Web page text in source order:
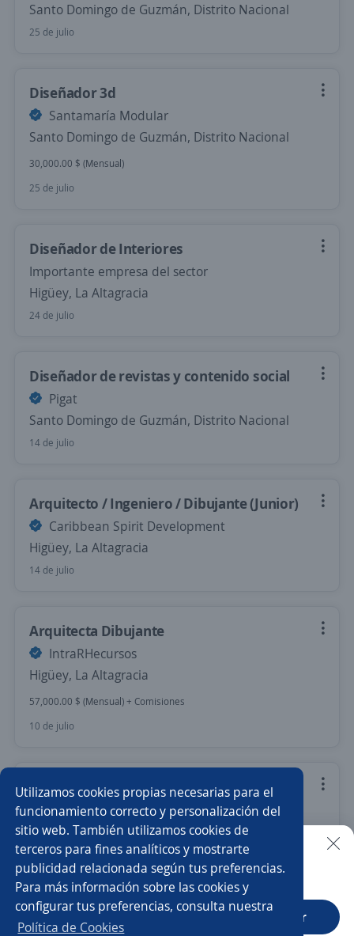
Utilizamos cookies propias necesarias para el
funcionamiento correcto y personalización del
sitio web. También utilizamos cookies de
terceros para fines analíticos y mostrarte
publicidad relacionada según tus preferencias.
Para más información sobre las cookies y
configurar tus preferencias, consulta nuestra
Política de Cookies
Santo Domingo de Guzmán, Distrito Nacional
25 de julio
Diseñador 3d
Santamaría Modular
Santo Domingo de Guzmán, Distrito Nacional
30,000.00 $ (Mensual)
25 de julio
Diseñador de Interiores
Importante empresa del sector
Higüey, La Altagracia
24 de julio
Diseñador de revistas y contenido social
Pigat
Santo Domingo de Guzmán, Distrito Nacional
14 de julio
Arquitecto / Ingeniero / Dibujante (Junior)
Caribbean Spirit Development
Higüey, La Altagracia
14 de julio
Arquitecta Dibujante
IntraRHecursos
Higüey, La Altagracia
57,000.00 $ (Mensual) + Comisiones
10 de julio
Pasante Diseño Gráfico
Importante empresa del sector
Santiago, Santiago
10 de julio
Anterior
Buscar es más fácil en la app
CT App Abrir